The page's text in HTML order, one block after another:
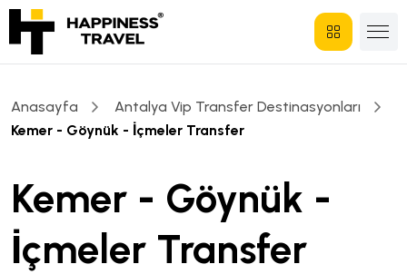
Anasayfa
Antalya Vip Transfer Destinasyonları
Kemer - Göynük - İçmeler Transfer
Kemer - Göynük -
İçmeler Transfer